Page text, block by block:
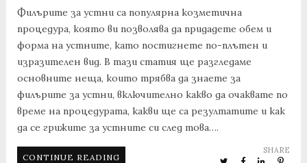
Филърите за устни са популярна козметична
процедура, която ви позволява да придадете обем и
форма на устните, като постигнете по-плътен и
изразителен вид. В тази статия ще разгледаме
основните неща, които трябва да знаете за
филърите за устни, включително какво да очаквате по
време на процедурата, какви ще са резултатите и как
да се грижите за устните си след това….
CONTINUE READING
SHARE